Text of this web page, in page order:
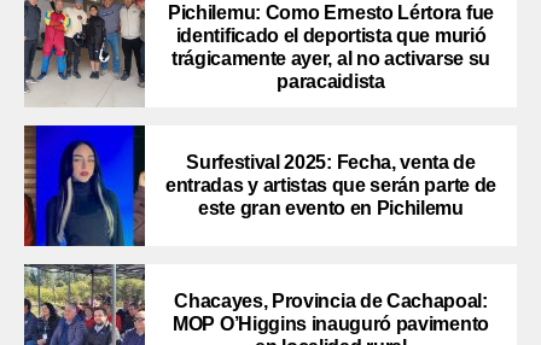
Pichilemu: Como Ernesto Lértora fue
identificado el deportista que murió
trágicamente ayer, al no activarse su
paracaidista
Surfestival 2025: Fecha, venta de
entradas y artistas que serán parte de
este gran evento en Pichilemu
Chacayes, Provincia de Cachapoal:
MOP O’Higgins inauguró pavimento